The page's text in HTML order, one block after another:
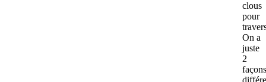
clous
pour
On a
juste
2
façons